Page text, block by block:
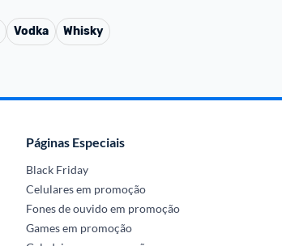
Vodka Whisky
Páginas Especiais
Black Friday
Celulares em promoção
Fones de ouvido em promoção
Games em promoção